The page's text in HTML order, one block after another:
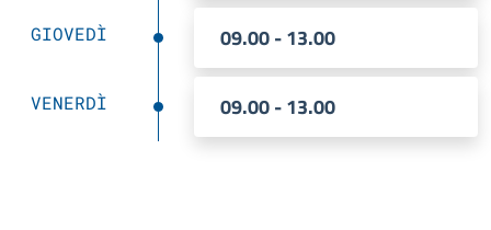
GIOVEDÌ 09.00 - 13.00
VENERDÌ 09.00 - 13.00